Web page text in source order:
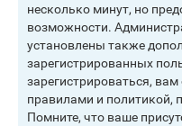
несколько минут, но
возможности.
установлены также
зарегистрированных
зарегистрироваться,
правилами и политикой,
Помните, что ваше